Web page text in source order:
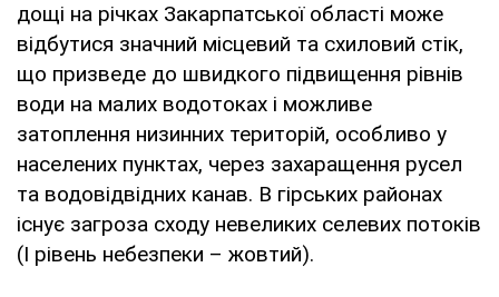
дощі на річках Закарпатської області може
відбутися значний місцевий та схиловий стік,
що призведе до швидкого підвищення рівнів
води на малих водотоках і можливе
затоплення низинних територій, особливо у
населених пунктах, через захаращення русел
та водовідвідних канав. В гірських районах
існує загроза сходу невеликих селевих потоків
(І рівень небезпеки – жовтий).